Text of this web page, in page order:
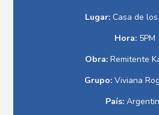
Lugar: Casa de
Hora: 5PM
Obra:Remitente
Grupo: Viviana
País: